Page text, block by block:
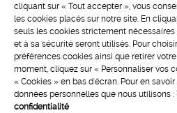
cliquant sur « Tout accepter », vous
les cookies placés sur notre site. En
seuls les cookies strictement
et à sa sécurité seront utilisés. Pour
préférences cookies ainsi que retirer
moment, cliquez sur « Personnaliser vos
« Cookies » en bas d'écran. Pour en
données personnelles que nous utilisons :
confidentialité